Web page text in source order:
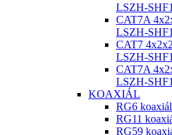
LSZH-SHF1
CAT7A
LSZH-SHF1
CAT7
LSZH-SHF1
CAT7A
LSZH-SHF1
KOAXIÁL
RG6
RG11
RG59